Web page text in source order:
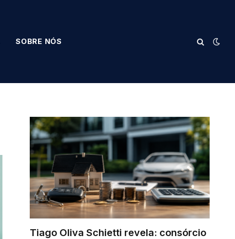
SOBRE NÓS
Tiago Oliva Schietti revela: consórcio